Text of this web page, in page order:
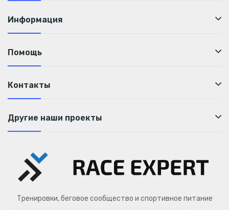
Информация
Помощь
Контакты
Другие наши проекты
Тренировки, беговое сообщество и спортивное питание